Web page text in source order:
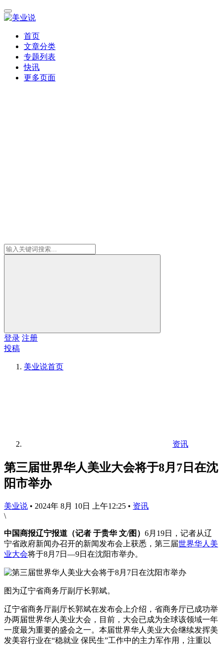
首页
文章分类
专题列表
快讯
更多页面
登录 注册
投稿
美业说首页
资讯
第三届世界华人美业大会将于8月7日在沈
阳市举办
美业说 • 2024年 8月 10日 上午12:25 • 资讯
\
中国商报辽宁报道（记者 于贵华 文/图） 6月19日，记者从辽
宁省政府新闻办召开的新闻发布会上获悉，第三届世界华人 美
业大会将于8月7日—9日在沈阳市举办。
图为辽宁省商务厅副厅长郭斌。
辽宁省商务厅副厅长郭斌在发布会上介绍，省商务厅已成功举
办两届世界华人美业大会，目前，大会已成为全球该领域一年
一度最为重要的盛会之一。本届世界华人美业大会继续发挥美
发美容行业在“稳就业 保民生”工作中的主力军作用，注重以